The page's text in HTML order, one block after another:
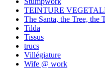
TEINTURE
The Santa, the Tree, the
Tilda
Tissus
trucs
Villégiature
Wife @ work